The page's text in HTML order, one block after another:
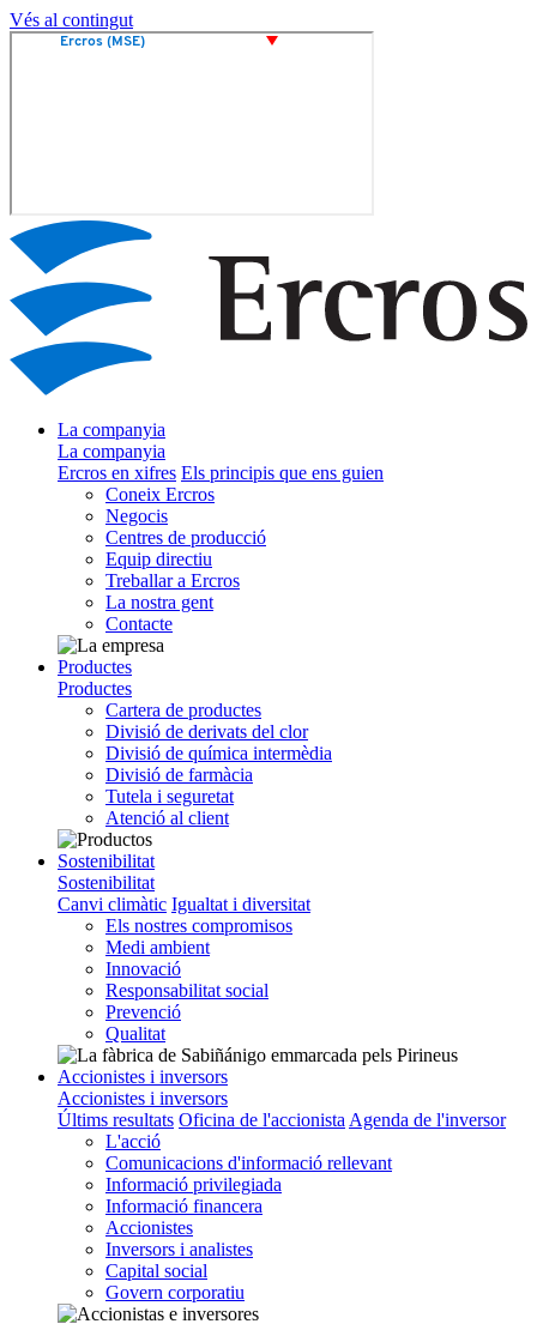
Vés al contingut
La companyia
La companyia
Ercros en xifres Els principis que ens guien
Coneix Ercros
Negocis
Centres de producció
Equip directiu
Treballar a Ercros
La nostra gent
Contacte
Productes
Productes
Cartera de productes
Divisió de derivats del clor
Divisió de química intermèdia
Divisió de farmàcia
Tutela i seguretat
Atenció al client
Sostenibilitat
Sostenibilitat
Canvi climàtic Igualtat i diversitat
Els nostres compromisos
Medi ambient
Innovació
Responsabilitat social
Prevenció
Qualitat
Accionistes i inversors
Accionistes i inversors
Últims resultats Oficina de l'accionista Agenda de l'inversor
L'acció
Comunicacions d'informació rellevant
Informació privilegiada
Informació financera
Accionistes
Inversors i analistes
Capital social
Govern corporatiu